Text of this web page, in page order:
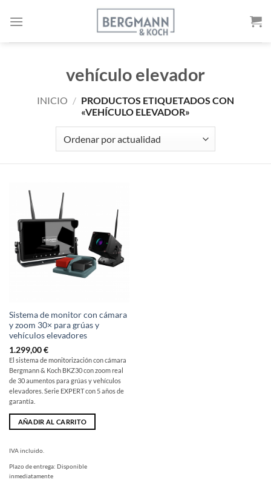
vehículo elevador
INICIO / PRODUCTOS ETIQUETADOS CON
«VEHÍCULO ELEVADOR»
Sistema de monitor con cámara
y zoom 30× para grúas y
vehículos elevadores
1.299,00€
El sistema de monitorización con cámara
Bergmann & Koch BKZ30 con zoom real
de 30 aumentos para grúas y vehículos
elevadores. Serie EXPERT con 5 años de
garantía.
AÑADIR AL CARRITO
IVA incluido.
Plazo de entrega: Disponible
inmediatamente